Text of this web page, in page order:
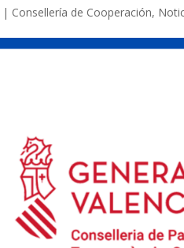
| Consellería de Cooperación,